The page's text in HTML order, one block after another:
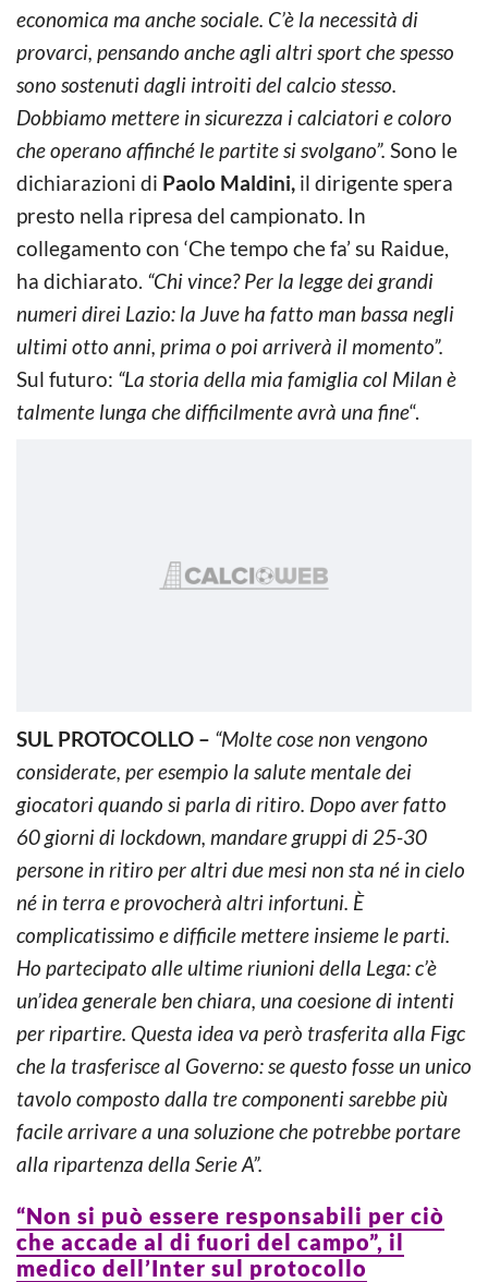
economica ma anche sociale. C’è la necessità di
provarci, pensando anche agli altri sport che spesso
sono sostenuti dagli introiti del calcio stesso.
Dobbiamo mettere in sicurezza i calciatori e coloro
che operano affinché le partite si svolgano”. Sono le
dichiarazioni di Paolo Maldini, il dirigente spera
presto nella ripresa del campionato. In
collegamento con ‘Che tempo che fa’ su Raidue,
ha dichiarato. “Chi vince? Per la legge dei grandi
numeri direi Lazio: la Juve ha fatto man bassa negli
ultimi otto anni, prima o poi arriverà il momento”.
Sul futuro: “La storia della mia famiglia col Milan è
talmente lunga che difficilmente avrà una fine“.
SUL PROTOCOLLO – “Molte cose non vengono
considerate, per esempio la salute mentale dei
giocatori quando si parla di ritiro. Dopo aver fatto
60 giorni di lockdown, mandare gruppi di 25-30
persone in ritiro per altri due mesi non sta né in cielo
né in terra e provocherà altri infortuni. È
complicatissimo e difficile mettere insieme le parti.
Ho partecipato alle ultime riunioni della Lega: c’è
un’idea generale ben chiara, una coesione di intenti
per ripartire. Questa idea va però trasferita alla Figc
che la trasferisce al Governo: se questo fosse un unico
tavolo composto dalla tre componenti sarebbe più
facile arrivare a una soluzione che potrebbe portare
alla ripartenza della Serie A”.
“Non si può essere responsabili per ciò
che accade al di fuori del campo”, il
medico dell’Inter sul protocollo